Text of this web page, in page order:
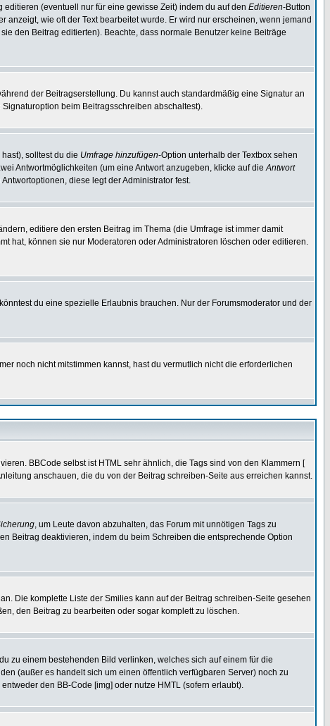
(eventuell nur für eine gewisse Zeit) indem du auf den Editieren-Button
wie oft der Text bearbeitet wurde. Er wird nur erscheinen, wenn jemand
den Beitrag editierten). Beachte, dass normale Benutzer keine Beiträge
der Beitragserstellung. Du kannst auch standardmäßig eine Signatur an
beim Beitragsschreiben abschaltest).
solltest du die Umfrage hinzufügen-Option unterhalb der Textbox sehen
Antwortmöglichkeiten (um eine Antwort anzugeben, klicke auf dieAntwort
diese legt der Administrator fest.
editiere den ersten Beitrag im Thema (die Umfrage ist immer damit
hat, können sie nur Moderatoren oder Administratoren löschen oder editieren.
du eine spezielle Erlaubnis brauchen. Nur der Forumsmoderator und der
noch nicht mitstimmen kannst, hast du vermutlich nicht die erforderlichen
BBCode selbst ist HTML sehr ähnlich, die Tags sind von den Klammern [
anschauen, die du von der Beitrag schreiben-Seite aus erreichen kannst.
, um Leute davon abzuhalten, das Forum mit unnötigen Tags zu
Beitrag deaktivieren, indem du beim Schreiben die entsprechende Option
Die komplette Liste der Smilies kann auf der Beitrag schreiben-Seite gesehen
den Beitrag zu bearbeiten oder sogar komplett zu löschen.
zu einem bestehenden Bild verlinken, welches sich auf einem für die
(außer es handelt sich um einen öffentlich verfügbaren Server) noch zu
den BB-Code [img] oder nutze HMTL (sofern erlaubt).